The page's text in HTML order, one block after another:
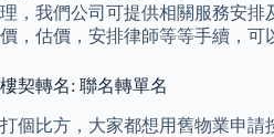
理，我們公司可提供相關服務安排
價，估價，安排律師等等手續，可
樓契轉名: 聯名轉單名
打個比方，大家都想用舊物業申請